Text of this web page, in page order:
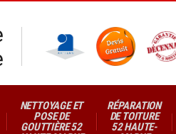
NETTOYAGE ET
POSE DE
GOUTTIÈRE 52
RÉPARATION
DE TOITURE
52 HAUTE-